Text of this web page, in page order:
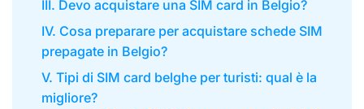
III. Devo acquistare una SIM card in Belgio?
IV. Cosa preparare per acquistare schede SIM
prepagate in Belgio?
V. Tipi di SIM card belghe per turisti: qual è la
migliore?